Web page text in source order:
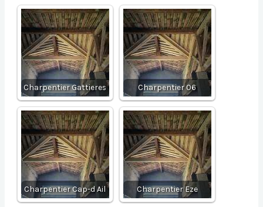
Charpentier Gattieres Charpentier 06
Charpentier Cap-d Ail Charpentier Eze